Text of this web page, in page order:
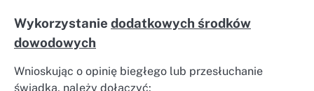
Wykorzystanie dodatkowych środków
dowodowych
Wnioskując o opinię biegłego lub przesłuchanie
świadka, należy dołączyć: